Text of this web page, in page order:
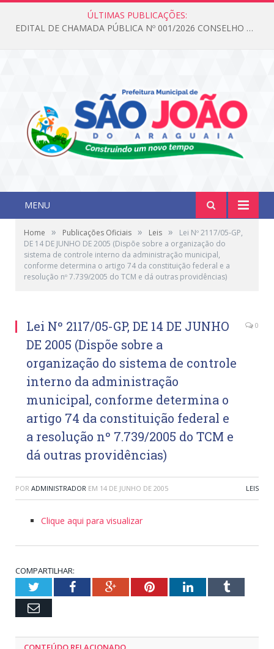
ÚLTIMAS PUBLICAÇÕES:
EDITAL DE CHAMADA PÚBLICA Nº 001/2026 CONSELHO DOS DIREITOS DA CRIANÇA E DO ADOLESCENTE
MENU
Home » Publicações Oficiais » Leis »
Lei Nº 2117/05-GP,
DE 14 DE JUNHO DE 2005 (Dispõe sobre a organização do
sistema de controle interno da administração municipal,
conforme determina o artigo 74 da constituição federal e a
resolução nº 7.739/2005 do TCM e dá outras providências)
Lei Nº 2117/05-GP, DE 14 DE JUNHO
DE 2005 (Dispõe sobre a
organização do sistema de controle
interno da administração
municipal, conforme determina o
artigo 74 da constituição federal e
a resolução nº 7.739/2005 do TCM e
dá outras providências)
0
POR ADMINISTRADOR EM 14 DE JUNHO DE 2005 LEIS
Clique aqui para visualizar
COMPARTILHAR:
TwitterFacebookGoogle+PinterestLinkedInTumblr
Email